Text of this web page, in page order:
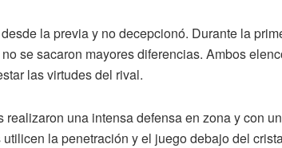
la previa y no decepcionó. Durante la
se sacaron mayores diferencias. Ambos
las virtudes del rival.
realizaron una intensa defensa en zona y con
la penetración y el juego debajo del